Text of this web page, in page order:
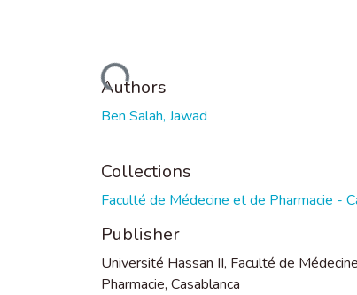
Loading...
Authors
Ben Salah, Jawad
Collections
Faculté de Médecine et de Pharmacie -
Publisher
Université Hassan II, Faculté de
Pharmacie, Casablanca